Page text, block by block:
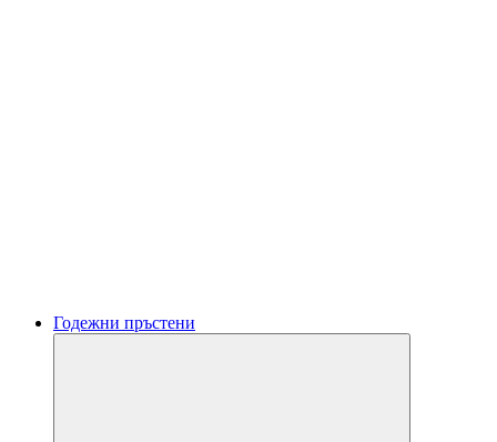
Годежни пръстени